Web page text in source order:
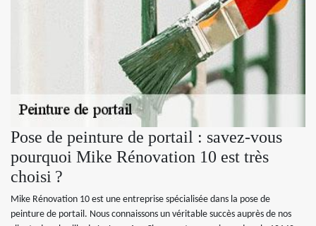
Pose de peinture de portail : savez-vous
pourquoi Mike Rénovation 10 est très
choisi ?
Mike Rénovation 10 est une entreprise spécialisée dans la pose de
peinture de portail. Nous connaissons un véritable succès auprès de nos